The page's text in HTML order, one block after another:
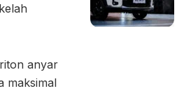
anyar
maksimal